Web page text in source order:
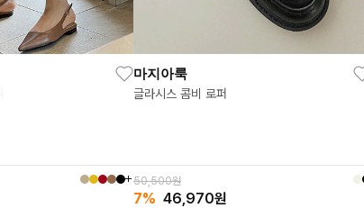
마지아룩
글라시스 콤비 로퍼
50,500원
7% 46,970원